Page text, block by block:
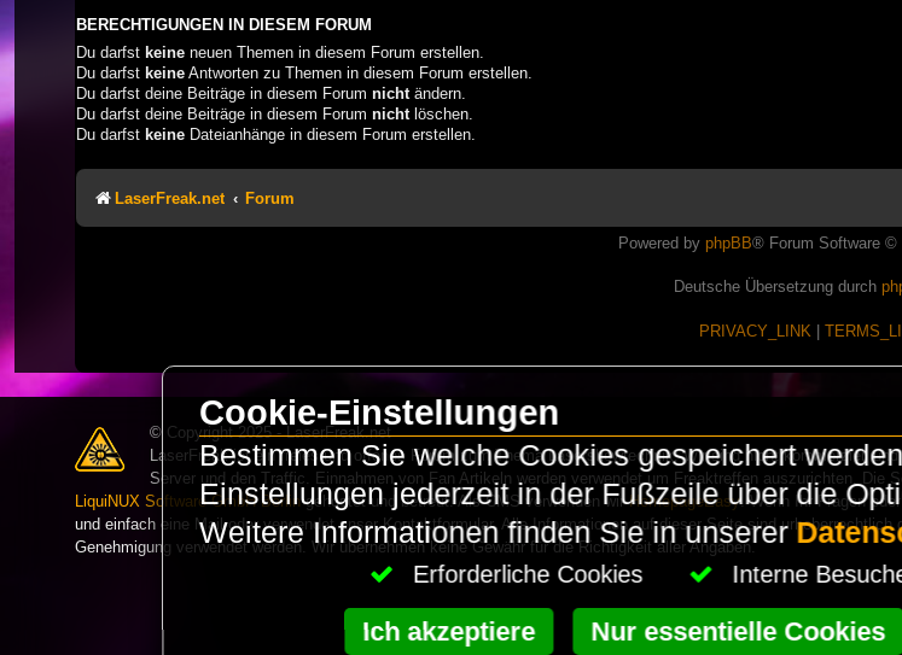
BERECHTIGUNGEN IN DIESEM FORUM
Du darfst keine neuen Themen in diesem Forum erstellen.
Du darfst keine Antworten zu Themen in diesem Forum erstellen.
Du darfst deine Beiträge in diesem Forum nicht ändern.
Du darfst deine Beiträge in diesem Forum nicht löschen.
Du darfst keine Dateianhänge in diesem Forum erstellen.
LaserFreak.net Forum
Powered by phpBB® Forum Software ©
Deutsche Übersetzung durch
PRIVACY_LINK
© Copyright 2025 - LaserFreak.net
LaserFreak ist ein freies und offenes Forum zum Thema Lasershowtechnik. Wir sind nicht kommerziell
Server und den Traffic. Einnahmen von Fan Artikeln werden verwendet um Freaktreffen auszurichten. Die
LiquiNUX Software GmbH Berlingehostet und betreut. Als CMS verwenden wirHomepageEasy. Wenn Ihr Fragen
und einfach eine Mail oder verwendet unser Kontaktformular. Alle Informationen auf dieser Seite sind
Genehmigung verwendet werden. Wir übernehmen keine Gewähr für die Richtigkeit aller Angaben.
Cookie-Einstellungen
Bestimmen Sie welche Cookies gespeichert
Einstellungen jederzeit in der Fußzeile über die
Weitere Informationen finden Sie in unserer
Erforderliche Cookies Interne
Ich akzeptiere Nur essentielle Cookies